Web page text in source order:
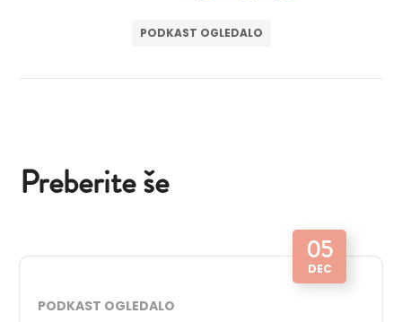
PODKAST OGLEDALO
Preberite še
05
DEC
PODKAST OGLEDALO